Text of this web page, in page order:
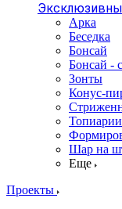
Арка
Беседка
Бонсай
Бонсай -
Зонты
Конус-
Топиарии
Шар на
Еще
Проекты